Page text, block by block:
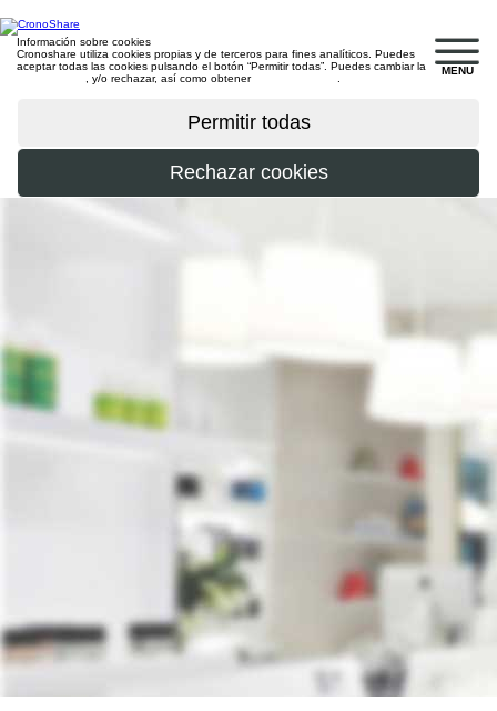
MENU
Información sobre cookies
Cronoshare utiliza cookies propias y de terceros para fines analíticos. Puedes
aceptar todas las cookies pulsando el botón “Permitir todas”. Puedes cambiar la
, y/o rechazar, así como obtener